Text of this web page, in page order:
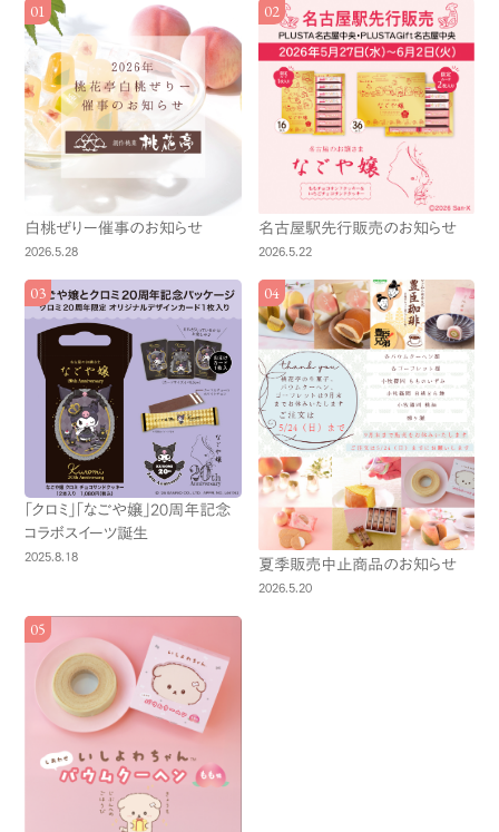
白桃ぜりー催事のお知らせ
2026.5.28
名古屋駅先行販売のお知らせ
2026.5.22
「クロミ」「なごや嬢」20周年記念
コラボスイーツ誕生
2025.8.18 夏季販売中止商品のお知らせ
2026.5.20